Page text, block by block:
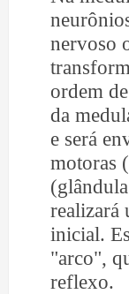
nervoso
ordem
da
e será
motoras
realizará
inicial.
"arco",
reflexo.